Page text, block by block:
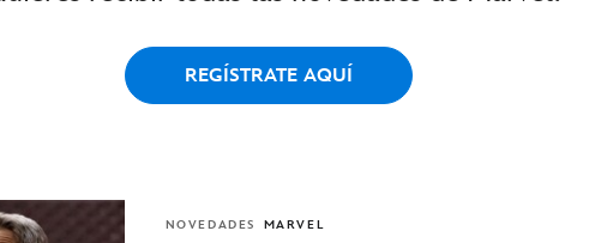
REGÍSTRATE AQUÍ
NOVEDADES MARVEL